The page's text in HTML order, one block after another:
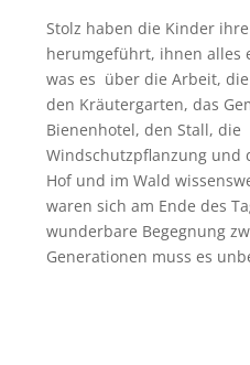
Stolz haben die Kinder
herumgeführt, ihnen alles
was es über die Arbeit,
den Kräutergarten, das
Bienenhotel, den Stall, die
Windschutzpflanzung und
Hof und im Wald
waren sich am Ende des
wunderbare Begegnung
Generationen muss es